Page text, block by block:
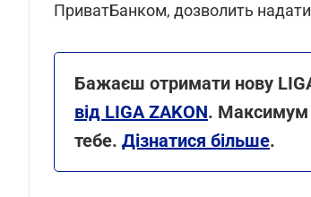
ПриватБанком, дозволить надати
Бажаєш отримати нову
від LIGA ZAKON. Максимум
тебе. Дізнатися більше.